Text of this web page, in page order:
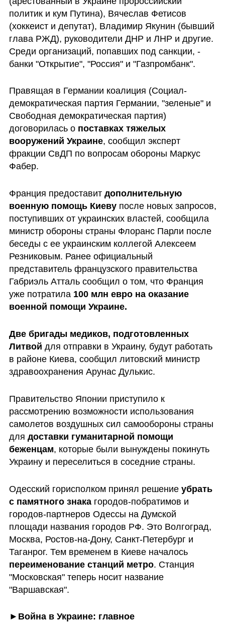
политик и кум Путина), Вячеслав Фетисов
(хоккеист и депутат), Владимир Якунин (бывший
глава РЖД), руководители ДНР и ЛНР и другие.
Среди организаций, попавших под санкции, -
банки "Открытие", "Россия" и "Газпромбанк".
Правящая в Германии коалиция (Социал-
демократическая партия Германии, "зеленые" и
Свободная демократическая партия)
договорилась о поставках тяжелых
вооружений Украине, сообщил эксперт
фракции СвДП по вопросам обороны Маркус
Фабер.
Франция предоставит дополнительную
военную помощь Киеву после новых запросов,
поступивших от украинских властей, сообщила
министр обороны страны Флоранс Парли после
беседы с ее украинским коллегой Алексеем
Резниковым. Ранее официальный
представитель французского правительства
Габриэль Атталь сообщил о том, что Франция
уже потратила 100 млн евро на оказание
военной помощи Украине.
Две бригады медиков, подготовленных
Литвой для отправки в Украину, будут работать
в районе Киева, сообщил литовский министр
здравоохранения Арунас Дулькис.
Правительство Японии приступило к
рассмотрению возможности использования
самолетов воздушных сил самообороны страны
для доставки гуманитарной помощи
беженцам, которые были вынуждены покинуть
Украину и переселиться в соседние страны.
Одесский горисполком принял решение убрать
с памятного знака городов-побратимов и
городов-партнеров Одессы на Думской
площади названия городов РФ. Это Волгоград,
Москва, Ростов-на-Дону, Санкт-Петербург и
Таганрог. Тем временем в Киеве началось
переименование станций метро. Станция
"Московская" теперь носит название
"Варшавская".
► Война в Украине: главное